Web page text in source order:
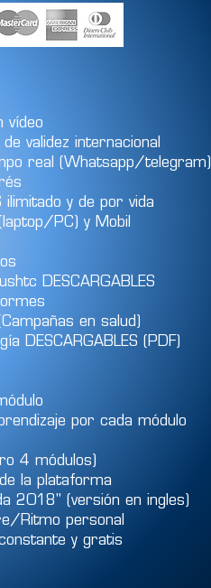
vídeo
validez internacional
real (Whatsapp/telegram)
ilimitado y de por vida
PC) y Mobil
DESCARGABLES
en salud)
DESCARGABLES (PDF)
por cada módulo
4 módulos)
la plataforma
2018" (versión en ingles)
Ritmo personal
y gratis